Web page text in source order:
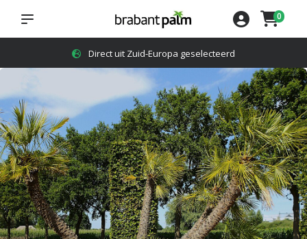
Direct uit Zuid-Europa geselecteerd
0